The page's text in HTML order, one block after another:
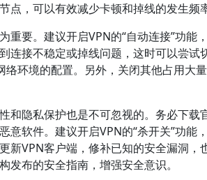
点，可以有效减少卡顿和掉线的发生频
重要。建议开启VPN的“自动连接”功能
连接不稳定或掉线问题，这时可以尝试
环境的配置。另外，关闭其他占用大
和隐私保护也是不可忽视的。务必下载
意软件。建议开启VPN的“杀开关”功能
新VPN客户端，修补已知的安全漏洞
发布的安全指南，增强安全意识。